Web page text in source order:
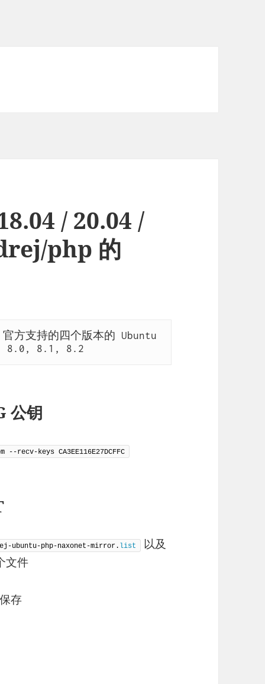
/ 20.04 /
php 的
方支持的四个版本的 Ubuntu
8.0, 8.1, 8.2
公钥
keys CA3EE116E27DCFFC
ubuntu-php-naxonet-mirror. list
以及
文件
存